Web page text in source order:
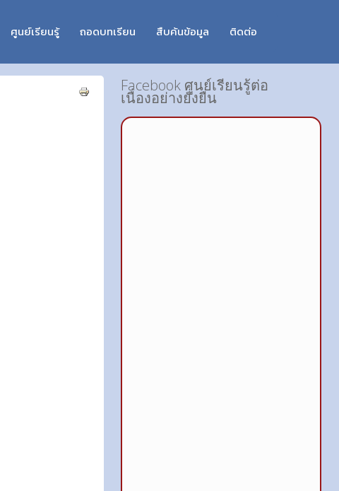
ศูนย์เรียนรู้ ถอดบทเรียน สืบค้นข้อมูล ติดต่อ
Facebook ศูนย์เรียนรู้ต่อ
เนื่องอย่างยั่งยืน